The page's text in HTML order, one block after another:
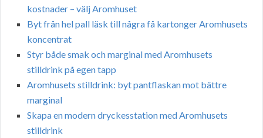
kostnader – välj Aromhuset
Byt från hel pall läsk till några få kartonger Aromhusets
koncentrat
Styr både smak och marginal med Aromhusets
stilldrink på egen tapp
Aromhusets stilldrink: byt pantflaskan mot bättre
marginal
Skapa en modern dryckesstation med Aromhusets
stilldrink